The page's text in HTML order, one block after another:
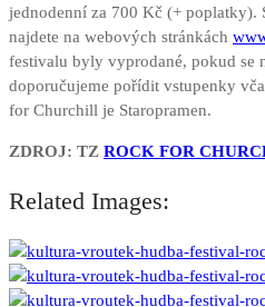
jednodenní za 700 Kč (+ poplatky).
najdete na webových stránkách
festivalu byly vyprodané, pokud se
doporučujeme pořídit vstupenky
for Churchill je Staropramen.
ZDROJ: TZ ROCK FOR
Related Images: